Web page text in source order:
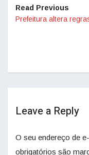
Read Previous
Prefeitura altera
Leave a Reply
O seu endereço de
obrigatórios são